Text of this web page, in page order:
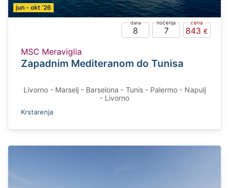
jun - okt ‘26
8 7 843
MSC Meraviglia
Zapadnim Mediteranom do Tunisa
Livorno - Marselj - Barselona - Tunis - Palermo - Napulj
- Livorno
Krstarenja